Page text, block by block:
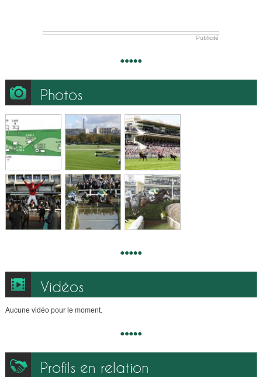
Publicité
Photos
Vidéos
Aucune vidéo pour le moment.
Profils en relation